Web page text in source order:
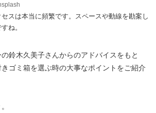
スは本当に頻繁です。スペースや動線を勘案し
ね。
鈴木久美子さんからのアドバイスをもと
ゴミ箱を選ぶ時の大事なポイントをご紹介